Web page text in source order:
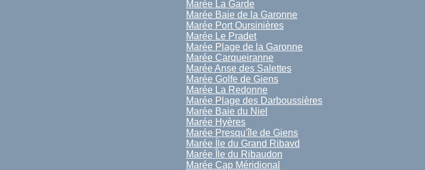
Marée La Garde
Marée Baie de la Garonne
Marée Port Oursinières
Marée Le Pradet
Marée Plage de la Garonne
Marée Carqueiranne
Marée Anse des Salettes
Marée Golfe de Giens
Marée La Redonne
Marée Plage des Darboussières
Marée Baie du Niel
Marée Hyères
Marée Presqu'île de Giens
Marée Íle du Grand Ribavd
Marée Île du Ribaudon
Marée Cap Méridional